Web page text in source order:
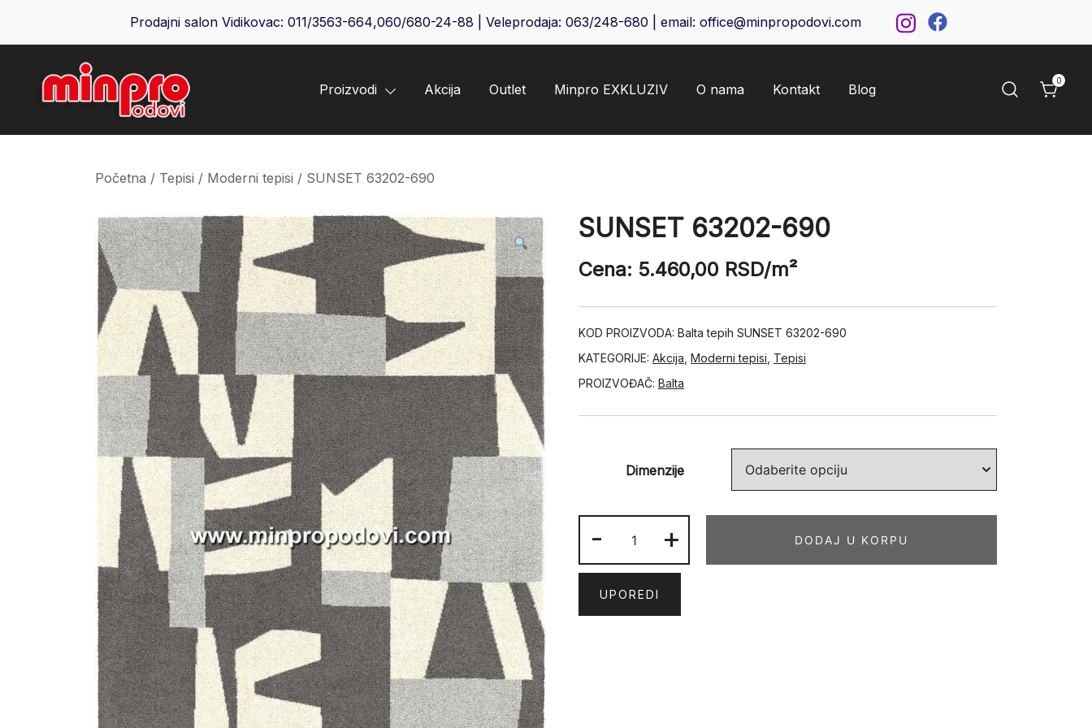
Prodajni salon Vidikovac: 011/3563-664,060/680-24-88 | Veleprodaja: 063/248-680 | email: office@minpropodovi.com
Minpro podovi
Proizvodi Akcija Outlet Minpro EXKLUZIV O nama Kontakt Blog
0
Početna / Tepisi / Moderni tepisi / SUNSET 63202-690
SUNSET 63202-690
Cena: 5.460,00 RSD/m²
KOD PROIZVODA: Balta tepih SUNSET 63202-690
KATEGORIJE: Akcija Moderni tepisi Tepisi
PROIZVOĐAČ: Balta
Dimenzije
-
63202-
690
količina
+ DODAJ U KORPU
UPOREDI